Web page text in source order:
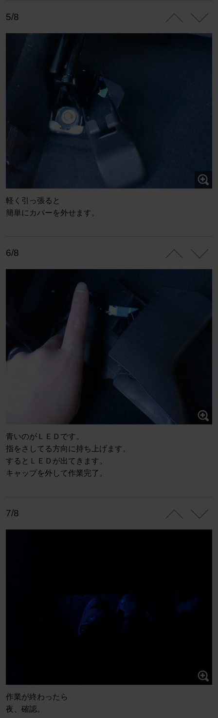
5/8
軽く引っ張ると
簡単にカバーを外せます。
6/8
青いのがＬＥＤです。
指をさしてる方向に持ち上げます。
するとＬＥＤが出てきます。
キャップを外して作業完了。
7/8
作業が終わったら
夜、確認。